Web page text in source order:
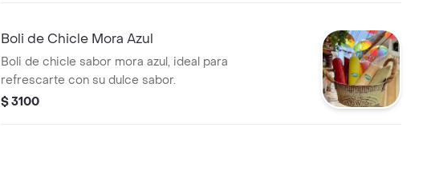
Boli de Chicle Mora Azul
Boli de chicle sabor mora azul, ideal para
refrescarte con su dulce sabor.
$ 3100